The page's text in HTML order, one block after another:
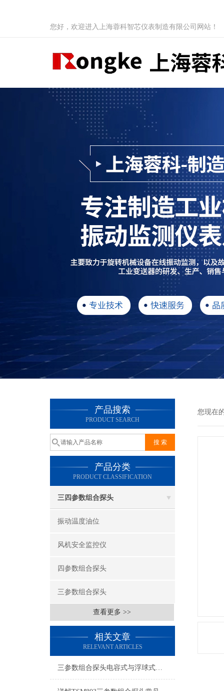
您好，欢迎进入上海蓉科智芯仪表制造有限公司网站！
产品搜索
PRODUCT SEARCH
产品分类
PRODUCT CLASSIFICATION
三四参数组合探头
振动温度油位
风机安全监控仪
四参数组合探头
三参数组合探头
查看更多 >>
相关文章
RELEVANT ARTICLES
三参数组合探头电容式与浮球式的优劣对比有哪些？
您现在